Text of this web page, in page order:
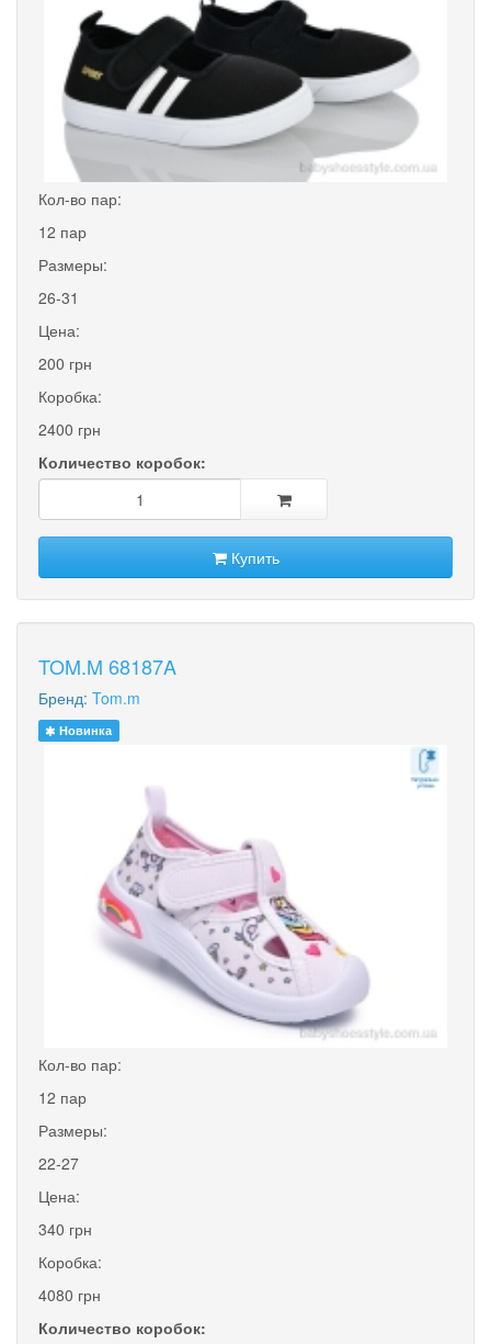
Кол-во пар:
12 пар
Размеры:
26-31
Цена:
200 грн
Коробка:
2400 грн
Количество коробок:
Купить
TOM.M 68187A
Бренд: Tom.m
Новинка
Кол-во пар:
12 пар
Размеры:
22-27
Цена:
340 грн
Коробка:
4080 грн
Количество коробок: